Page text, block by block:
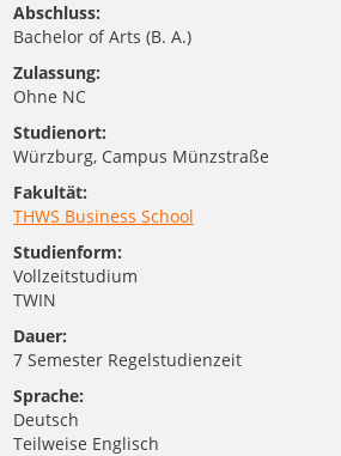
Abschluss:
Bachelor of Arts (B. A.)
Zulassung:
Ohne NC
Studienort:
Würzburg, Campus Münzstraße
Fakultät:
THWS Business School
Studienform:
Vollzeitstudium
TWIN
Dauer:
7 Semester Regelstudienzeit
Sprache:
Deutsch
Teilweise Englisch